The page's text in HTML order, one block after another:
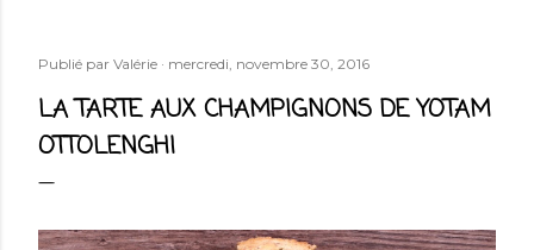
Publié par Valérie mercredi, novembre 30, 2016
LA TARTE AUX CHAMPIGNONS DE YOTAM
OTTOLENGHI